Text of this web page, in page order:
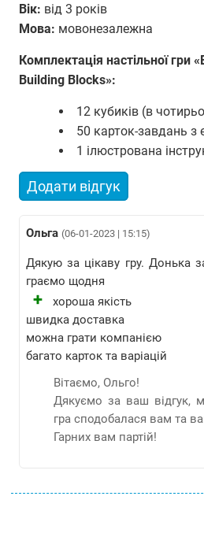
Вiк: від 3 років
Мова: мовонезалежна
Комплектація настільної гри
Building Blocks»:
12 кубиків (в
50 карток-завдань з
1 ілюстрована
Додати відгук
Ольга (06-01-2023 | 15:15)
Дякую за цікаву гру. Донька
граємо щодня
+
хороша якість
швидка доставка
можна грати компанією
багато карток та варіацій
Вітаємо, Ольго!
Дякуємо за ваш відгук,
гра сподобалася вам та
Гарних вам партій!